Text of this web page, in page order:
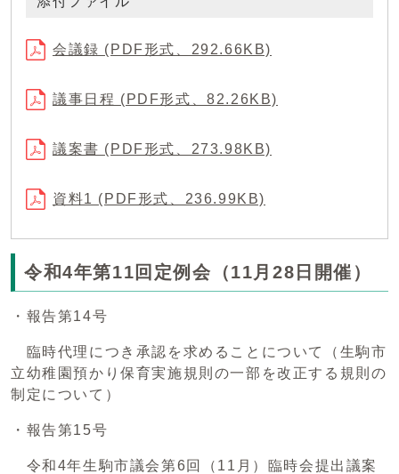
会議録 (PDF形式、292.66KB)
議事日程 (PDF形式、82.26KB)
議案書 (PDF形式、273.98KB)
資料1 (PDF形式、236.99KB)
令和4年第11回定例会（11月28日開催）
・報告第14号
臨時代理につき承認を求めることについて（生駒市
立幼稚園預かり保育実施規則の一部を改正する規則の
制定について）
・報告第15号
令和4年生駒市議会第6回（11月）臨時会提出議案